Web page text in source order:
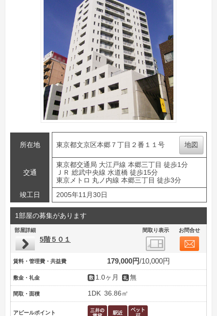
所在地 東京都文京区本郷７丁目２番１１号 地図
交通
東京都交通局 大江戸線 本郷三丁目 徒歩1分
ＪＲ 総武中央線 水道橋 徒歩15分
東京メトロ 丸ノ内線 本郷三丁目 徒歩3分
竣工日
2005年11月30日
1部屋の募集があります
部屋詳細 間取り表示 お問合せ
5階５０１
賃料・管理費・共益費 179,000円 10,000円
敷金・礼金 1.0ヶ月 無
間取・面積 1DK 36.86㎡
アピールポイント